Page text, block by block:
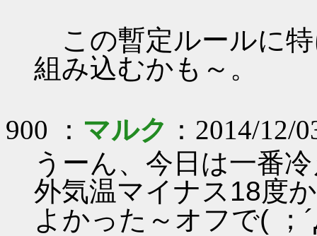
この暫定ルールに
組み込むかも～。
900 ： マルク ：2014/12/
うーん、今日は一番
外気温マイナス18度
よかった～オフで( ；